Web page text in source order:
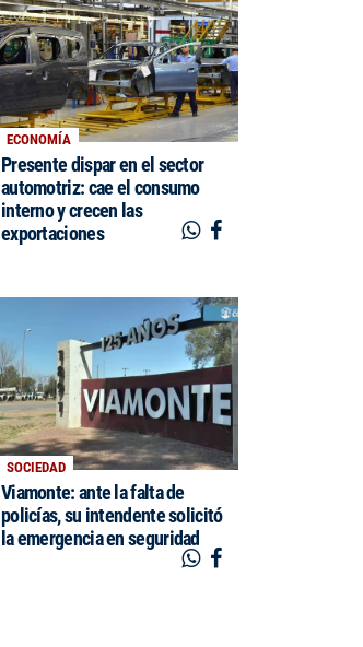
ECONOMÍA
Presente dispar en el sector
automotriz: cae el consumo
interno y crecen las
exportaciones
SOCIEDAD
Viamonte: ante la falta de
policías, su intendente solicitó
la emergencia en seguridad